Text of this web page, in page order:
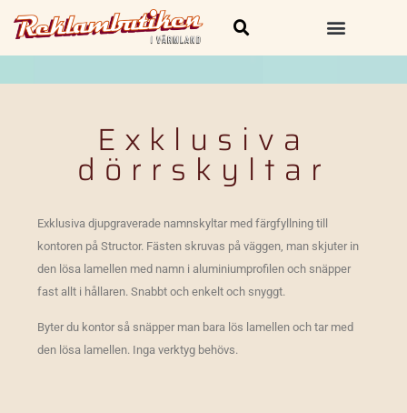
Exklusiva
dörrskyltar
Exklusiva djupgraverade namnskyltar med färgfyllning till
kontoren på Structor. Fästen skruvas på väggen, man skjuter in
den lösa lamellen med namn i aluminiumprofilen och snäpper
fast allt i hållaren. Snabbt och enkelt och snyggt.
Byter du kontor så snäpper man bara lös lamellen och tar med
den lösa lamellen. Inga verktyg behövs.